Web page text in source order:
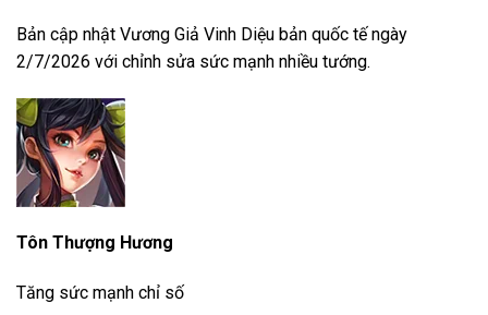
Bản cập nhật Vương Giả Vinh Diệu bản quốc tế ngày
2/7/2026 với chỉnh sửa sức mạnh nhiều tướng.
Tôn Thượng Hương
Tăng sức mạnh chỉ số